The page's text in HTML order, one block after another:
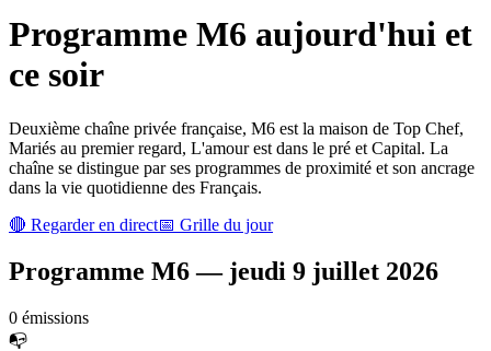
Programme M6 aujourd'hui et
ce soir
Deuxième chaîne privée française, M6 est la maison de Top Chef,
Mariés au premier regard, L'amour est dans le pré et Capital. La
chaîne se distingue par ses programmes de proximité et son ancrage
dans la vie quotidienne des Français.
🔴 Regarder en direct📅 Grille du jour
Programme M6— jeudi 9 juillet 2026
0 émissions
📭